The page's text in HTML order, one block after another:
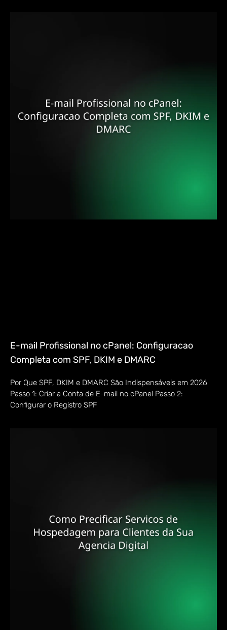
E-mail Profissional no cPanel: Configuracao
Completa com SPF, DKIM e DMARC
Por Que SPF, DKIM e DMARC São Indispensáveis em 2026
Passo 1: Criar a Conta de E-mail no cPanel Passo 2:
Configurar o Registro SPF